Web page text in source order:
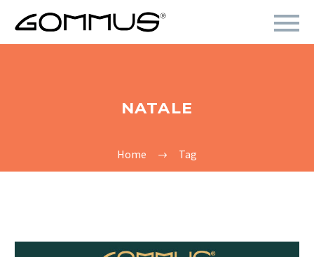
NATALE
Home Tag